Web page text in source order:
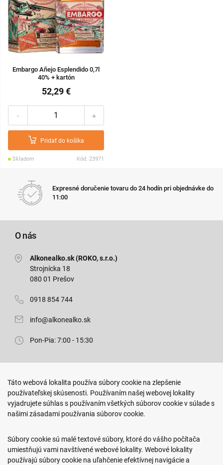
Embargo Añejo Esplendido 0,7l
40% + kartón
52,29 €
- +
Pridať do košíka
Skladom Kód: 23971
Expresné doručenie tovaru do 24 hodín pri objednávke do
11:00
O nás
Alkonealko.sk (ROKO, s.r.o.)
Strojnícka 18
080 01 Prešov
0918 854 744
info@alkonealko.sk
Pon-Pia: 7:00 - 15:30
Arm. gen. Svobodu 23/A
080 01 Prešov
0917 466 578
sekcovpredajna@doroka.sk
Pon-Ned: 9:00 - 20:00
Táto webová lokalita používa súbory cookie na zlepšenie
používateľskej skúsenosti. Používaním našej webovej lokality
vyjadrujete súhlas s používaním všetkých súborov cookie v súlade s
našimi zásadami používania súborov cookie.
Súbory cookie sú malé textové súbory, ktoré do vášho počítača
umiestňujú vami navštívené webové lokality. Webové lokality
používajú súbory cookie na uľahčenie efektívnej navigácie a